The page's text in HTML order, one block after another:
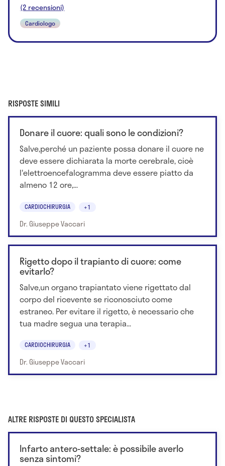
(2 recensioni)
Cardiologo
RISPOSTE SIMILI
Donare il cuore: quali sono le condizioni?
Salve,perché un paziente possa donare il cuore ne
deve essere dichiarata la morte cerebrale, cioè
l'elettroencefalogramma deve essere piatto da
almeno 12 ore,...
CARDIOCHIRURGIA +1
Dr. Giuseppe Vaccari
Rigetto dopo il trapianto di cuore: come
evitarlo?
Salve,un organo trapiantato viene rigettato dal
corpo del ricevente se riconosciuto come
estraneo. Per evitare il rigetto, è necessario che
tua madre segua una terapia...
CARDIOCHIRURGIA +1
Dr. Giuseppe Vaccari
ALTRE RISPOSTE DI QUESTO SPECIALISTA
Infarto antero-settale: è possibile averlo
senza sintomi?